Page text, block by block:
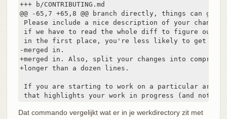
+++ b/CONTRIBUTING.md
@@ -65,7 +65,8 @@ branch directly, things can get
Please include a nice description of your changes
if we have to read the whole diff to figure out
in the first place, you're less likely to get
-merged in.
+merged in. Also, split your changes into
+longer than a dozen lines.
If you are starting to work on a particular area,
that highlights your work in progress (and
Dat commando vergelijkt wat er in je werkdirectory zit met